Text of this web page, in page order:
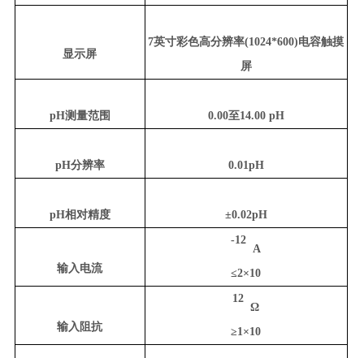
显示屏
7英寸彩色高分辨率(1024*600)电容触摸
屏
pH测量范围 0.00至14.00 pH
pH分辨率 0.01pH
pH相对精度 ±0.02pH
输入电流
-12
A
≤2×10
输入阻抗
12
Ω
≥1×10